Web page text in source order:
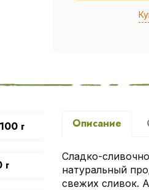
г
г
Описание
Сладко-
натуральный
свежих сливок.